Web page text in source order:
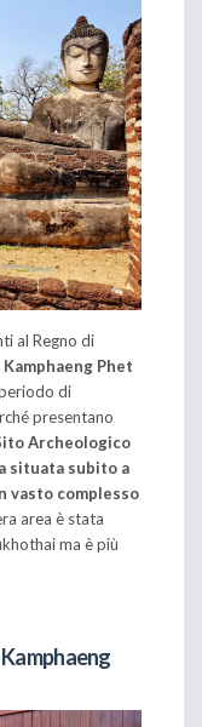
al Regno di
Phet
di
presentano
Archeologico
situata subito a
vasto complesso
area è stata
ma è più